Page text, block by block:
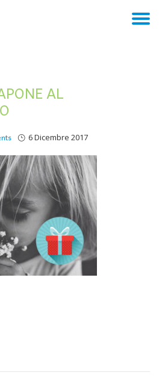
AL
6 Dicembre 2017